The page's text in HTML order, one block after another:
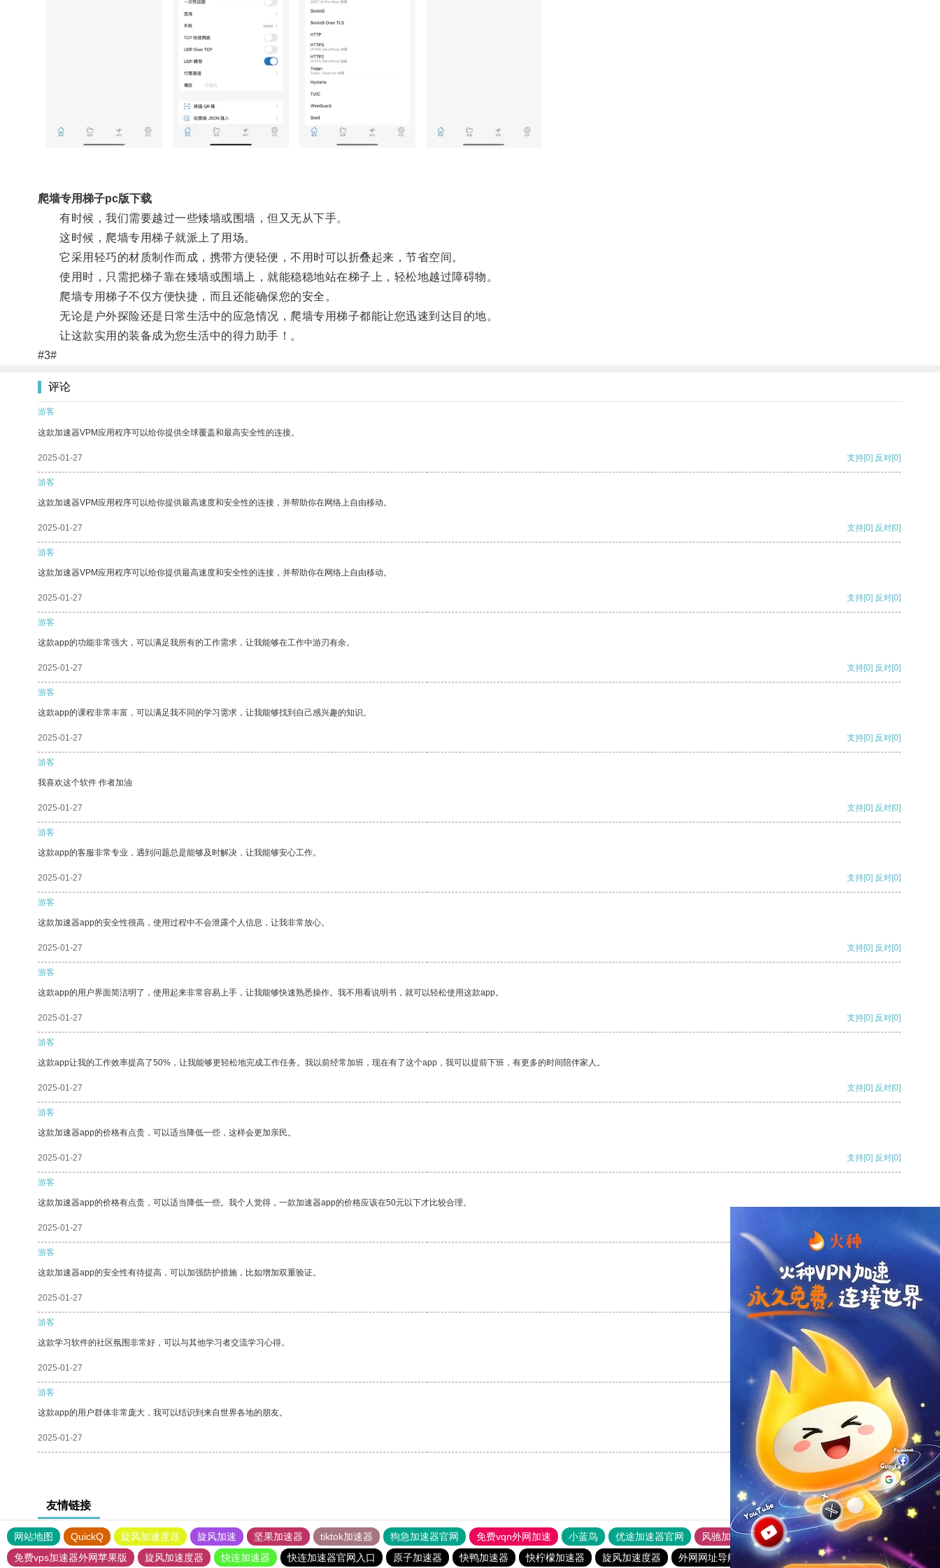
爬墙专用梯子pc版下载
有时候，我们需要越过一些矮墙或围墙，但又无从下手。
这时候，爬墙专用梯子就派上了用场。
它采用轻巧的材质制作而成，携带方便轻便，不用时可以折叠起来，节省空间。
使用时，只需把梯子靠在矮墙或围墙上，就能稳稳地站在梯子上，轻松地越过障碍物。
爬墙专用梯子不仅方便快捷，而且还能确保您的安全。
无论是户外探险还是日常生活中的应急情况，爬墙专用梯子都能让您迅速到达目的地。
让这款实用的装备成为您生活中的得力助手！。
#3#
评论
游客
这款加速器VPM应用程序可以给你提供全球覆盖和最高安全性的连接。
2025-01-27 支持[0] 反对[0]
游客
这款加速器VPM应用程序可以给你提供最高速度和安全性的连接，并帮助你在网络上自由移动。
2025-01-27 支持[0] 反对[0]
游客
这款加速器VPM应用程序可以给你提供最高速度和安全性的连接，并帮助你在网络上自由移动。
2025-01-27 支持[0] 反对[0]
游客
这款app的功能非常强大，可以满足我所有的工作需求，让我能够在工作中游刃有余。
2025-01-27 支持[0] 反对[0]
游客
这款app的课程非常丰富，可以满足我不同的学习需求，让我能够找到自己感兴趣的知识。
2025-01-27 支持[0] 反对[0]
游客
我喜欢这个软件 作者加油
2025-01-27 支持[0] 反对[0]
游客
这款app的客服非常专业，遇到问题总是能够及时解决，让我能够安心工作。
2025-01-27 支持[0] 反对[0]
游客
这款加速器app的安全性很高，使用过程中不会泄露个人信息，让我非常放心。
2025-01-27 支持[0] 反对[0]
游客
这款app的用户界面简洁明了，使用起来非常容易上手，让我能够快速熟悉操作。我不用看说明书，就可以轻松使用这款app。
2025-01-27 支持[0] 反对[0]
游客
这款app让我的工作效率提高了50%，让我能够更轻松地完成工作任务。我以前经常加班，现在有了这个app，我可以提前下班，有更多的时间陪伴家人。
2025-01-27 支持[0] 反对[0]
游客
这款加速器app的价格有点贵，可以适当降低一些，这样会更加亲民。
2025-01-27 支持[0] 反对[0]
游客
这款加速器app的价格有点贵，可以适当降低一些。我个人觉得，一款加速器app的价格应该在50元以下才比较合理。
2025-01-27
游客
这款加速器app的安全性有待提高，可以加强防护措施，比如增加双重验证。
2025-01-27 支持 [0] 反对[0]
游客
这款学习软件的社区氛围非常好，可以与其他学习者交流学习心得。
2025-01-27 支持[0] 反对
游客
这款app的用户群体非常庞大，我可以结识到来自世界各地的朋友。
2025-01-27 支持[0] 反对[0]
友情链接
网站地图 QuickQ 旋风加速度器 旋风加速 坚果加速器 tiktok加速器 狗急加速器官网 免费vqn外网加速 小蓝鸟 优途加速器官网 风驰加速器
旋风加速器
免费vps加速器外网苹果版
旋风加速度器 快连加速器 快连加速器官网入口 原子加速器 快鸭加速器 快柠檬加速器 旋风加速度器 外网网址导航 软件中心 雷霆加速 狂飙加速器